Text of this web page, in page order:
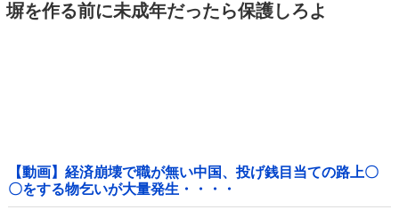
塀を作る前に未成年だったら保護しろよ
【動画】経済崩壊で職が無い中国、投げ銭目当ての路上〇
〇をする物乞いが大量発生・・・・